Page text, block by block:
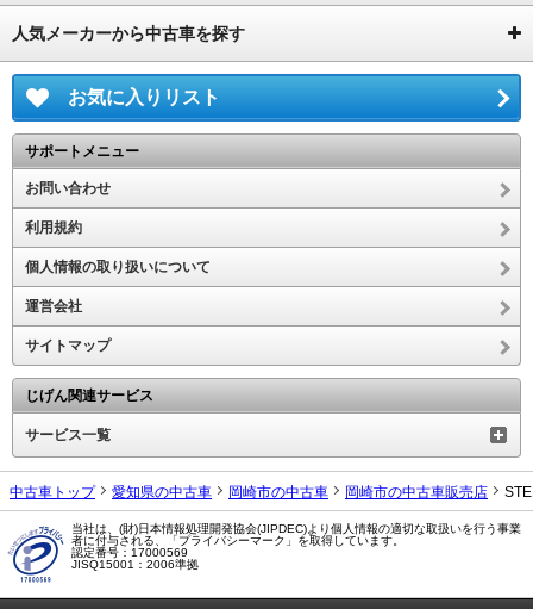
人気メーカーから中古車を探す
お気に入りリスト
サポートメニュー
お問い合わせ
利用規約
個人情報の取り扱いについて
運営会社
サイトマップ
じげん関連サービス
サービス一覧
中古車トップ 愛知県の中古車 岡崎市の中古車 岡崎市の中古車販売店
当社は、(財)日本情報処理開発協会(JIPDEC)より個人情報の適切な取扱いを行う事業
者に付与される、「プライバシーマーク」を取得しています。
認定番号：17000569
JISQ15001：2006準拠